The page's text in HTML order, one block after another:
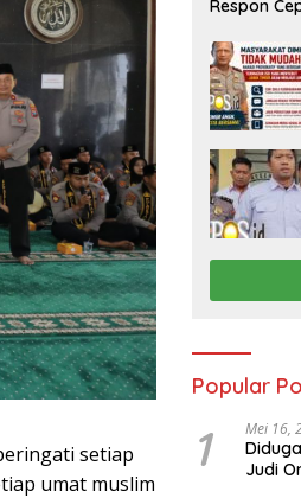
setiap
umat muslim
Respon
Popular
1 Mei 16,
Judi